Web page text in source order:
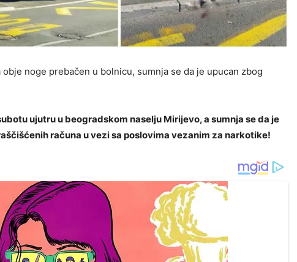
obje noge prebačen u bolnicu, sumnja se da je upucan zbog
ujutru u beogradskom naselju Mirijevo, a sumnja se da je
računa u vezi sa poslovima vezanim za narkotike!